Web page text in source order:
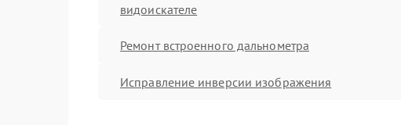
видоискателе
Ремонт встроенного дальнометра
Исправление инверсии изображения